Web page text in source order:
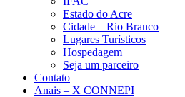
Estado do Acre
Cidade – Rio Branco
Lugares Turísticos
Hospedagem
Seja um parceiro
Contato
Anais – X CONNEPI